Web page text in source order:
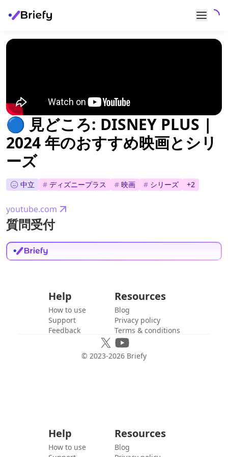
🔵 見どころ: DISNEY PLUS |
2024 年のおすすめ映画とシリ
ーズ
中立 # ディズニープラス # 映画 # シリーズ +2
youtube.com
質問受付
Help
How to use
Support
Feedback
Resources
Blog
Privacy policy
Terms & conditions
© 2023-2026 Briefy
Help
How to use
Resources
Blog